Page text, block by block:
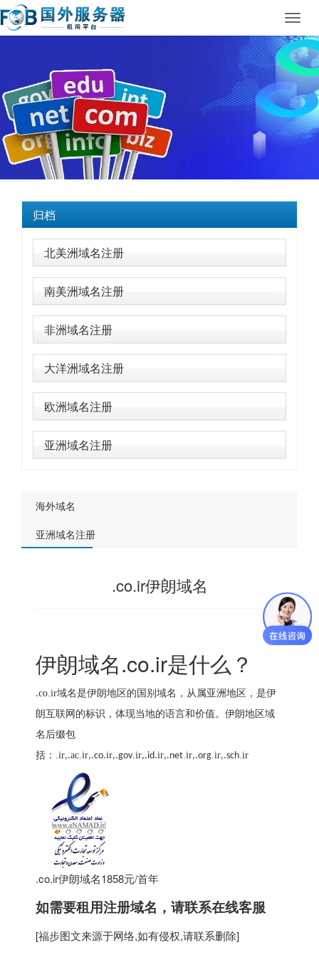
归档
北美洲域名注册
南美洲域名注册
非洲域名注册
大洋洲域名注册
欧洲域名注册
亚洲域名注册
海外域名
亚洲域名注册
.co.ir伊朗域名
伊朗域名.co.ir是什么？
.co.ir域名是伊朗地区的国别域名，从属亚洲地区，是伊
朗互联网的标识，体现当地的语言和价值。伊朗地区域
名后缀包
括： .ir,.ac.ir,.co.ir,.gov.ir,.id.ir,.net.ir,.org.ir,.sch.ir
.co.ir伊朗域名1858元/首年
如需要租用注册域名 ，请联系在线客服
[福步图文来源于网络,如有侵权,请联系删除]